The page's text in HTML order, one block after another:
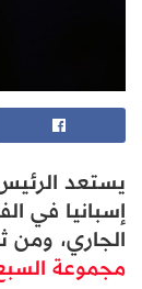
يستعد
الجاري،
مجموعة